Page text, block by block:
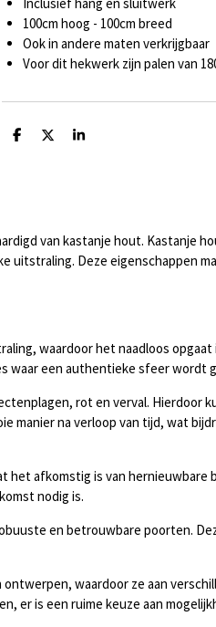
100cm hoog - 100cm breed
Ook in andere maten verkrijgbaar
Voor dit hekwerk zijn palen van
D
D
S
van kastanje hout. Kastanje
uitstraling. Deze eigenschappen
waardoor het naadloos
waar een authentieke sfeer wordt
rot en verval. Hierdoor
na verloop van tijd, wat
afkomstig is van hernieuwbare
nodig is.
en betrouwbare poorten.
waardoor ze aan
er is een ruime keuze aan